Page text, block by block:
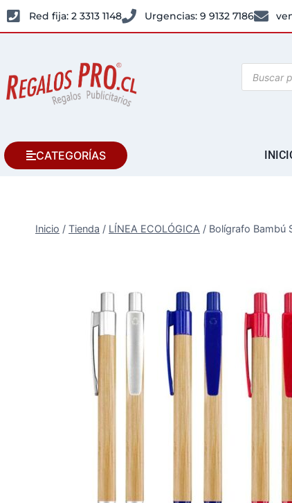
Red fija: 2 3313 1148 Urgencias: 9 9132 7186
CATEGORÍAS
Inicio / Tienda / LÍNEA ECOLÓGICA / Bolígrafo Bambú